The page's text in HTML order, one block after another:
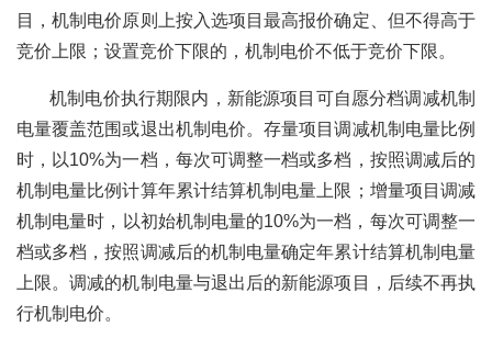
目，机制电价原则上按入选项目最高报价确定、但不得高于
竞价上限；设置竞价下限的，机制电价不低于竞价下限。
机制电价执行期限内，新能源项目可自愿分档调减机制
电量覆盖范围或退出机制电价。存量项目调减机制电量比例
时，以10%为一档，每次可调整一档或多档，按照调减后的
机制电量比例计算年累计结算机制电量上限；增量项目调减
机制电量时，以初始机制电量的10%为一档，每次可调整一
档或多档，按照调减后的机制电量确定年累计结算机制电量
上限。调减的机制电量与退出后的新能源项目，后续不再执
行机制电价。